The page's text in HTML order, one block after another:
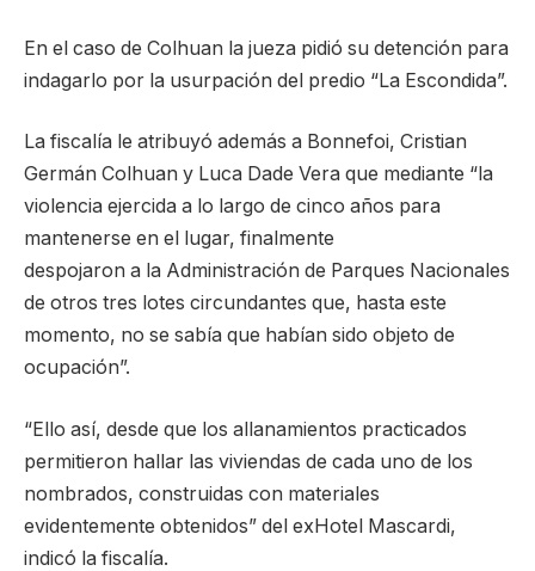
En el caso de Colhuan la jueza pidió su detención para
indagarlo por la usurpación del predio “La Escondida”.
La fiscalía le atribuyó además a Bonnefoi, Cristian
Germán Colhuan y Luca Dade Vera que mediante “la
violencia ejercida a lo largo de cinco años para
mantenerse en el lugar, finalmente
despojaron a la Administración de Parques Nacionales
de otros tres lotes circundantes que, hasta este
momento, no se sabía que habían sido objeto de
ocupación”.
“Ello así, desde que los allanamientos practicados
permitieron hallar las viviendas de cada uno de los
nombrados, construidas con materiales
evidentemente obtenidos” del exHotel Mascardi,
indicó la fiscalía.